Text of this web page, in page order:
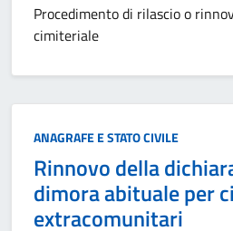
Procedimento di rilascio o
cimiteriale
Categoria:
ANAGRAFE E STATO CIVILE
Rinnovo della
dimora abituale per
extracomunitari